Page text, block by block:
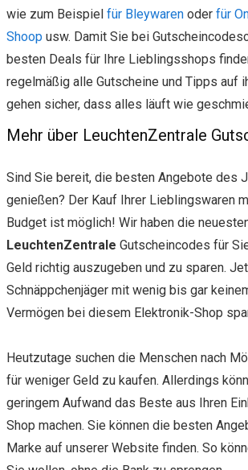
wie zum Beispiel für Bleywaren oder für
Shoop usw. Damit Sie bei
besten Deals für Ihre Lieblingsshops
regelmäßig alle Gutscheine und Tipps auf
gehen sicher, dass alles läuft wie
Mehr über LeuchtenZentrale
Sind Sie bereit, die besten Angebote des
genießen? Der Kauf Ihrer Lieblingswaren
Budget ist möglich! Wir haben die
LeuchtenZentrale Gutscheincodes für
Geld richtig auszugeben und zu sparen.
Schnäppchenjäger mit wenig bis gar
Vermögen bei diesem Elektronik-Shop
Heutzutage suchen die Menschen nach
für weniger Geld zu kaufen. Allerdings
geringem Aufwand das Beste aus Ihren
Shop machen. Sie können die besten
Marke auf unserer Website finden. So